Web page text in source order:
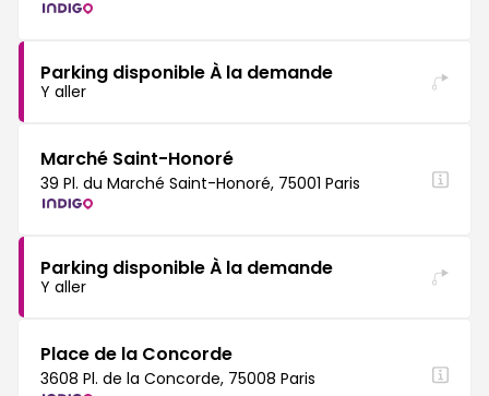
Parking disponible À la demande
Y aller
Marché Saint-Honoré
39 Pl. du Marché Saint-Honoré, 75001 Paris
Parking disponible À la demande
Y aller
Place de la Concorde
3608 Pl. de la Concorde, 75008 Paris